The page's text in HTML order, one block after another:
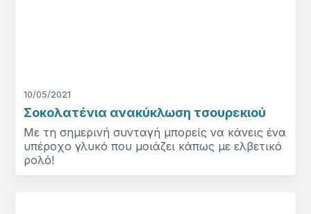
10/05/2021
Σοκολατένια ανακύκλωση τσουρεκιού
Με τη σημερινή συνταγή μπορείς να κάνεις ένα
υπέροχο γλυκό που μοιάζει κάπως με ελβετικό
ρολό!